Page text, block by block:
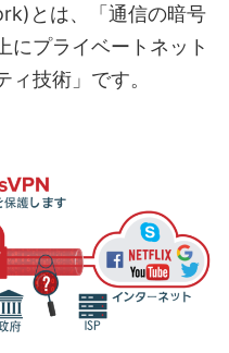
とは、「通信の暗号
にプライベートネット
技術」です。